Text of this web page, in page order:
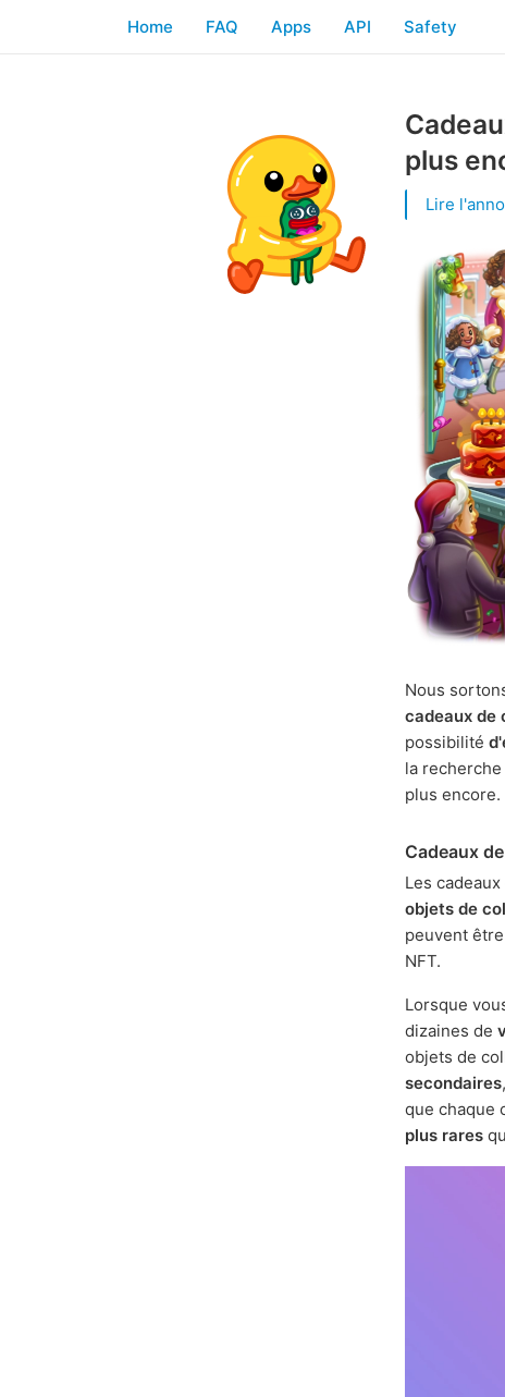
Home FAQ Apps API Safety
plus
Lire
Nous
cadeaux de
possibilité
la
plus encore.
Cadeaux
Les
objets de
peuvent être
NFT.
Lorsque
dizaines de
objets de
secondaires
que chaque
plus rares